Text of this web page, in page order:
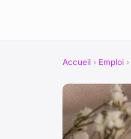
Accueil › Emploi ›